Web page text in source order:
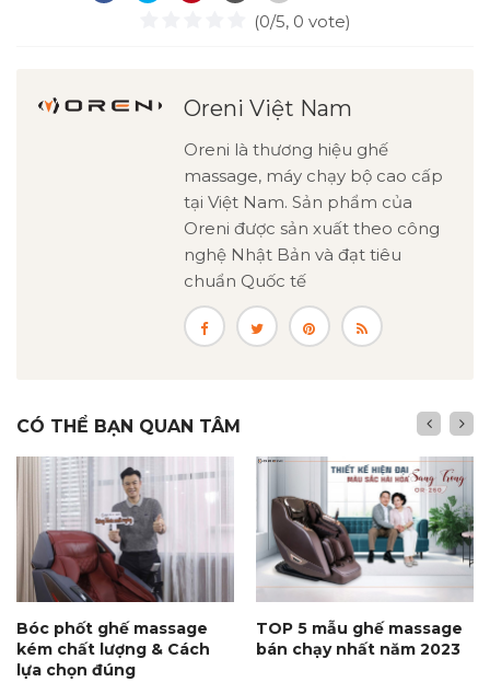
(0/5, 0 vote)
Oreni Việt Nam
Oreni là thương hiệu ghế
massage, máy chạy bộ cao cấp
tại Việt Nam. Sản phẩm của
Oreni được sản xuất theo công
nghệ Nhật Bản và đạt tiêu
chuẩn Quốc tế
CÓ THỂ BẠN QUAN TÂM
Bóc phốt ghế massage
kém chất lượng & Cách
lựa chọn đúng
TOP 5 mẫu ghế massage
bán chạy nhất năm 2023